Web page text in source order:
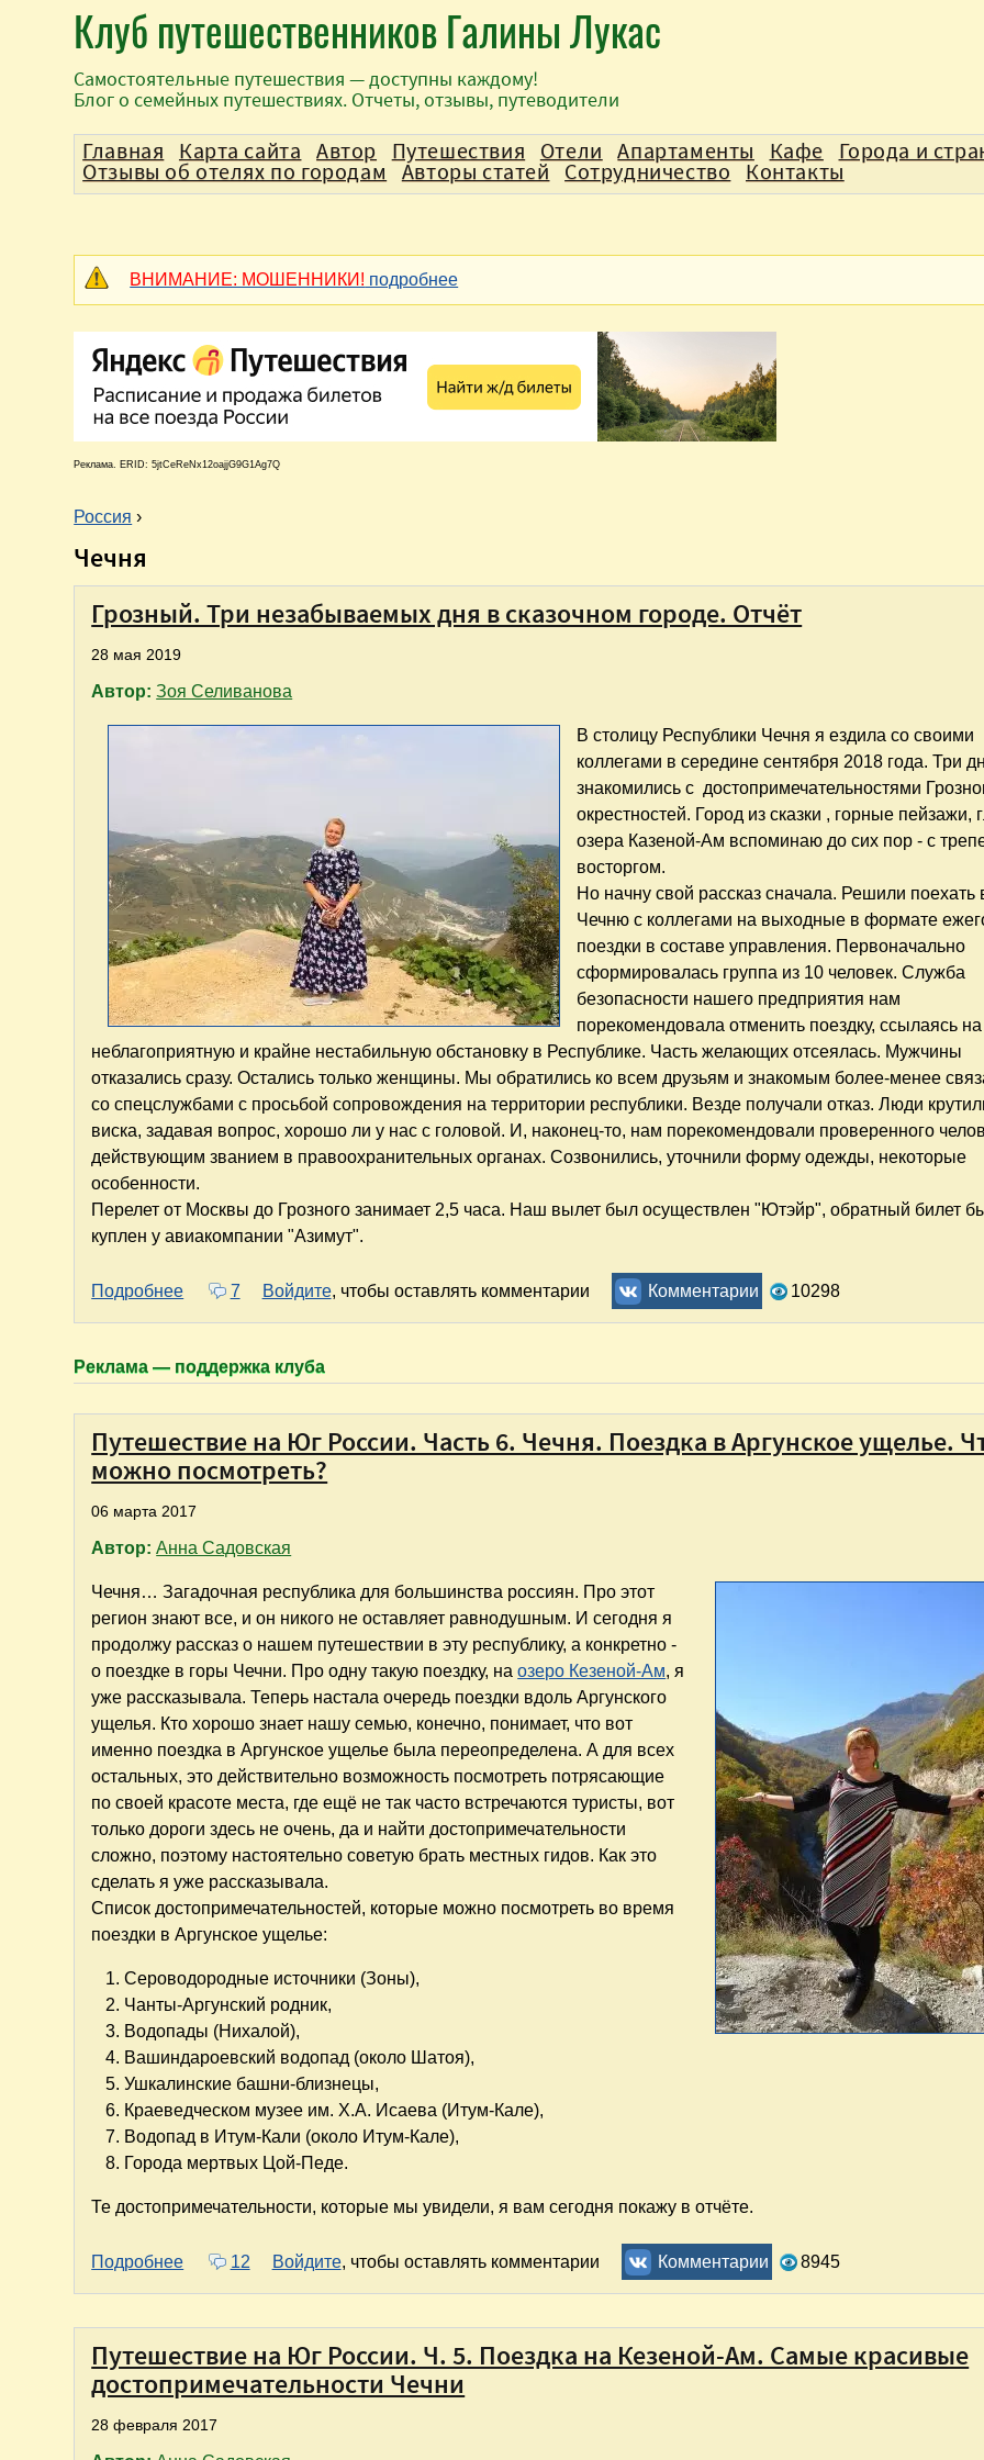
Клуб путешественников Галины Лукас
Самостоятельные путешествия — доступны каждому!
Блог о семейных путешествиях. Отчеты, отзывы, путеводители
ВНИМАНИЕ: МОШЕННИКИ! подробнее
Реклама. ERID: 5jtCeReNx12oajjG9G1Ag7Q
В
ы
Россия ›
Чечня
Грозный. Три незабываемых дня в сказочном городе. Отчёт
28 мая 2019
Автор:Зоя Селиванова
В столицу Республики Чечня я ездила со своими
коллегами в середине сентября 2018 года. Три
знакомились с достопримечательностями
окрестностей. Город из сказки , горные пейзажи,
озера Казеной-Ам вспоминаю до сих пор - с
восторгом.
Но начну свой рассказ сначала. Решили поехать
Чечню с коллегами на выходные в формате
поездки в составе управления. Первоначально
сформировалась группа из 10 человек. Служба
безопасности нашего предприятия нам
порекомендовала отменить поездку, ссылаясь на
неблагоприятную и крайне нестабильную обстановку в Республике. Часть желающих отсеялась. Мужчины
отказались сразу. Остались только женщины. Мы обратились ко всем друзьям и знакомым более-менее
со спецслужбами с просьбой сопровождения на территории республики. Везде получали отказ. Люди
виска, задавая вопрос, хорошо ли у нас с головой. И, наконец-то, нам порекомендовали проверенного
действующим званием в правоохранительных органах. Созвонились, уточнили форму одежды, некоторые
особенности.
Перелет от Москвы до Грозного занимает 2,5 часа. Наш вылет был осуществлен "Ютэйр", обратный билет
куплен у авиакомпании "Азимут".
Подробнее о Грозный. Три незабываемых дня в сказочном городе. Отчёт
7 Войдите, чтобы оставлять комментарии Комментарии 10298
Реклама — поддержка клуба
Путешествие на Юг России. Часть 6. Чечня. Поездка в Аргунское ущелье.
можно посмотреть?
06 марта 2017
Автор:Анна Садовская
Чечня… Загадочная республика для большинства россиян. Про этот
регион знают все, и он никого не оставляет равнодушным. И сегодня я
продолжу рассказ о нашем путешествии в эту республику, а конкретно -
о поездке в горы Чечни. Про одну такую поездку, наозеро Кезеной-Ам, я
уже рассказывала. Теперь настала очередь поездки вдоль Аргунского
ущелья. Кто хорошо знает нашу семью, конечно, понимает, что вот
именно поездка в Аргунское ущелье была переопределена. А для всех
остальных, это действительно возможность посмотреть потрясающие
по своей красоте места, где ещё не так часто встречаются туристы, вот
только дороги здесь не очень, да и найти достопримечательности
сложно, поэтому настоятельно советую брать местных гидов. Как это
сделать я уже рассказывала.
Список достопримечательностей, которые можно посмотреть во время
поездки в Аргунское ущелье:
Сероводородные источники (Зоны),
Чанты-Аргунский родник,
Водопады (Нихалой),
Вашиндароевский водопад (около Шатоя),
Ушкалинские башни-близнецы,
Краеведческом музее им. Х.А. Исаева (Итум-Кале),
Водопад в Итум-Кали (около Итум-Кале),
Города мертвых Цой-Педе.
Те достопримечательности, которые мы увидели, я вам сегодня покажу в отчёте.
Подробнее о Путешествие на Юг России. Часть 6. Чечня. Поездка в Аргунское ущелье. Что можно
12 Войдите, чтобы оставлять комментарии Комментарии 8945
Путешествие на Юг России. Ч. 5. Поездка на Кезеной-Ам. Самые красивые
достопримечательности Чечни
28 февраля 2017
Главная Карта сайта Автор Путешествия Отели Апартаменты Кафе Города и
Отзывы об отелях по городам Авторы статей Сотрудничество Контакты